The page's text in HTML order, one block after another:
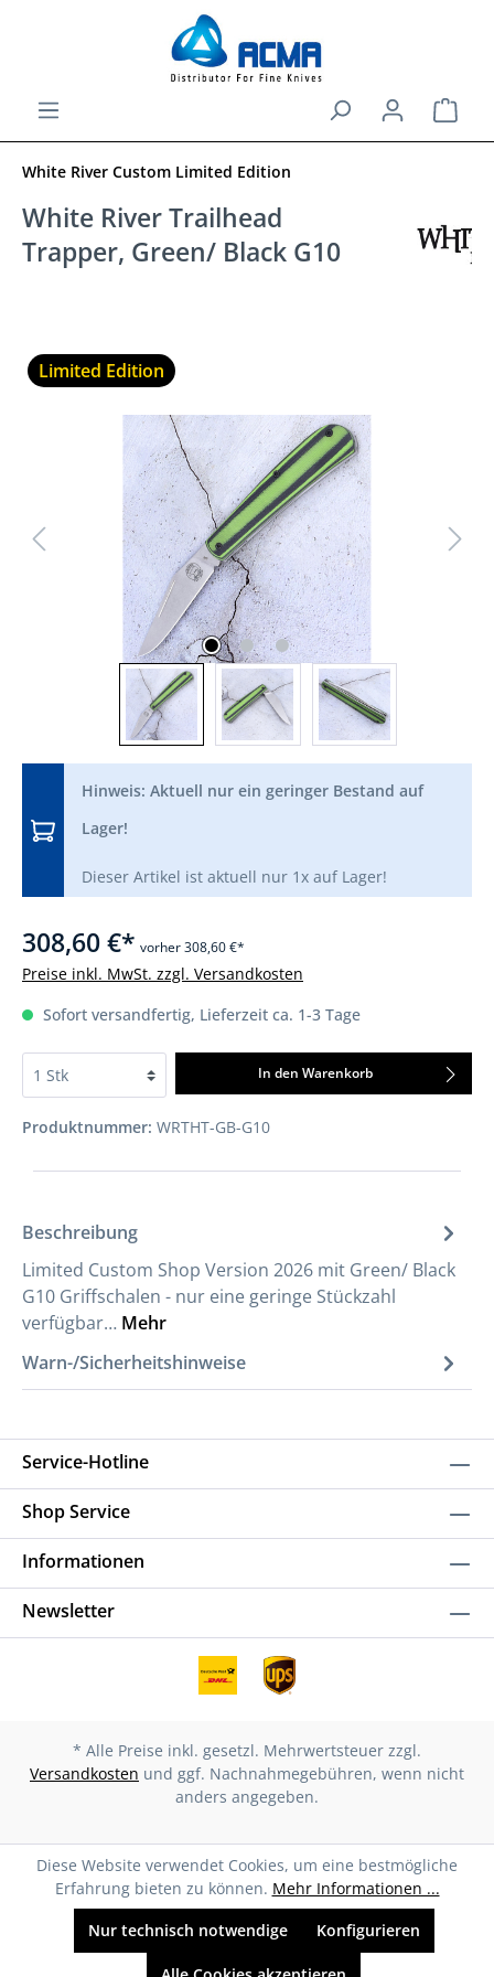
White River Custom Limited Edition
White River Trailhead
Trapper, Green/ Black G10
Limited Edition
Bildergalerie überspringen
Hinweis: Aktuell nur ein geringer Bestand auf
Lager!
Dieser Artikel ist aktuell nur 1x auf Lager!
308,60 €* vorher 308,60 €*
Preise inkl. MwSt. zzgl. Versandkosten
Sofort versandfertig, Lieferzeit ca. 1-3 Tage
In den Warenkorb
Produktnummer: WRTHT-GB-G10
Beschreibung
Limited Custom Shop Version 2026 mit Green/ Black
G10 Griffschalen - nur eine geringe Stückzahl
verfügbar… Mehr
Warn-/Sicherheitshinweise
Service-Hotline
Shop Service
Informationen
Newsletter
* Alle Preise inkl. gesetzl. Mehrwertsteuer zzgl.
Versandkosten und ggf. Nachnahmegebühren, wenn nicht
anders angegeben.
Diese Website verwendet Cookies, um eine bestmögliche
Erfahrung bieten zu können. Mehr Informationen ...
Nur technisch notwendige
Konfigurieren